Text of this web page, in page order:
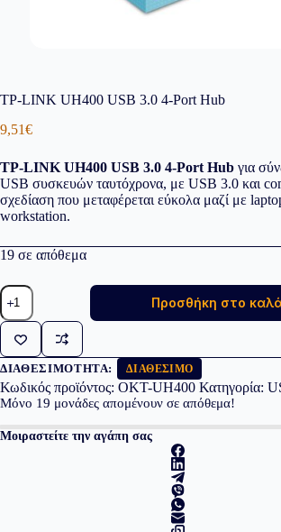
TP-LINK UH400 USB 3.0 4-Port Hub
9,51€
TP-LINK UH400 USB 3.0 4-Port Hub για
USB συσκευών ταυτόχρονα, με USB 3.0 και
σχεδίαση που μεταφέρεται εύκολα μαζί με
workstation.
19 σε απόθεμα
TP-
LINK
UH400
USB
3.0
4-
Port
Hub
Προσθήκη στο
ΔΙΑΘΕΣΙΜΌΤΗΤΑ: ΔΙΑΘΈΣΙΜΟ
Κωδικός προϊόντος: OKT-UH400 Κατηγορία:
Μόνο 19 μονάδες απομένουν σε απόθεμα!
Μοιραστείτε την αγάπη σας